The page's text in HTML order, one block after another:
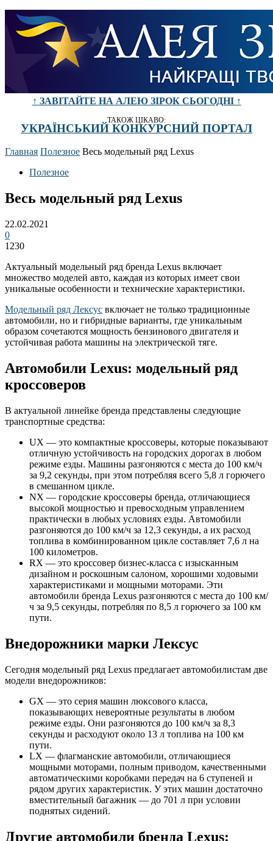
↑ ЗАВІТАЙТЕ НА АЛЕЮ ЗІРОК СЬОГОДНІ ↑
ТАКОЖ ЦІКАВО:
УКРАЇНСЬКИЙ КОНКУРСНИЙ ПОРТАЛ
Главная Полезное Весь модельный ряд Lexus
Полезное
Весь модельный ряд Lexus
22.02.2021
0
1230
Актуальный модельный ряд бренда Lexus включает
множество моделей авто, каждая из которых имеет свои
уникальные особенности и технические характеристики.
Модельный ряд Лексус включает не только традиционные
автомобили, но и гибридные варианты, где уникальным
образом сочетаются мощность бензинового двигателя и
устойчивая работа машины на электрической тяге.
Автомобили Lexus: модельный ряд
кроссоверов
В актуальной линейке бренда представлены следующие
транспортные средства:
UX — это компактные кроссоверы, которые показывают
отличную устойчивость на городских дорогах в любом
режиме езды. Машины разгоняются с места до 100 км/ч
за 9,2 секунды, при этом потребляя всего 5,8 л горючего
в смешанном цикле.
NX — городские кроссоверы бренда, отличающиеся
высокой мощностью и превосходным управлением
практически в любых условиях езды. Автомобили
разгоняются до 100 км/ч за 12,3 секунды, а их расход
топлива в комбинированном цикле составляет 7,6 л на
100 километров.
RX — это кроссовер бизнес-класса с изысканным
дизайном и роскошным салоном, хорошими ходовыми
характеристиками и мощными моторами. Эти
автомобили бренда Lexus разгоняются с места до 100 км/
ч за 9,5 секунды, потребляя по 8,5 л горючего за 100 км
пути.
Внедорожники марки Лексус
Сегодня модельный ряд Lexus предлагает автомобилистам две
модели внедорожников:
GX — это серия машин люксового класса,
показывающих невероятные результаты в любом
режиме езды. Они разгоняются до 100 км/ч за 8,3
секунды и расходуют около 13 л топлива на 100 км
пути.
LX — флагманские автомобили, отличающиеся
мощными моторами, полным приводом, качественными
автоматическими коробками передач на 6 ступеней и
рядом других характеристик. У этих машин достаточно
вместительный багажник — до 701 л при условии
поднятых сидений.
Другие автомобили бренда Lexus: